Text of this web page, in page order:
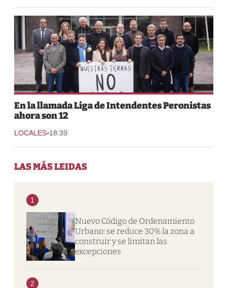
En la llamada Liga de Intendentes Peronistas
ahora son 12
LOCALES-18:39
LAS MÁS LEIDAS
1
Nuevo Código de Ordenamiento
Urbano: se reduce 30% la zona a
construir y se limitan las
excepciones
2